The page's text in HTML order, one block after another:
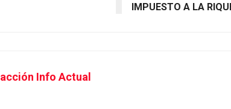
IMPUESTO A LA
Info Actual